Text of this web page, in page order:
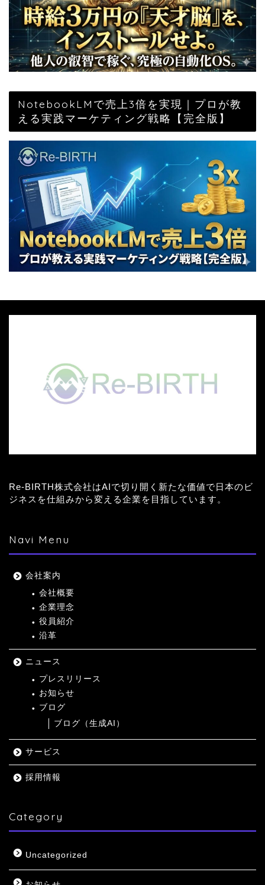
NotebookLMで売上3倍を実現｜プロが教
える実践マーケティング戦略【完全版】
Re-BIRTH株式会社はAIで切り開く新たな価値で日本のビ
ジネスを仕組みから変える企業を目指しています。
Navi Menu
会社案内
会社概要
企業理念
役員紹介
沿革
ニュース
プレスリリース
お知らせ
ブログ
ブログ（生成AI）
サービス
採用情報
Category
Uncategorized